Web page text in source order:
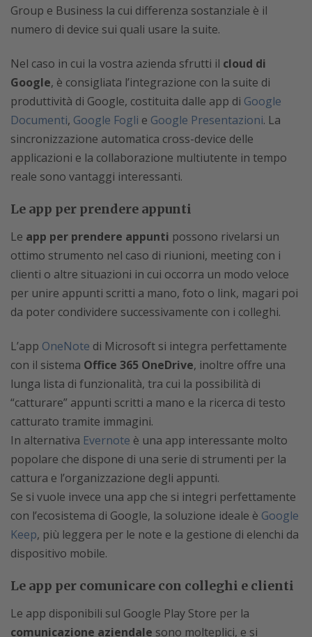
Group e Business la cui differenza sostanziale è il
numero di device sui quali usare la suite.
Nel caso in cui la vostra azienda sfrutti il cloud di
Google, è consigliata l’integrazione con la suite di
produttività di Google, costituita dalle app di Google
Documenti, Google Fogli e Google Presentazioni. La
sincronizzazione automatica cross-device delle
applicazioni e la collaborazione multiutente in tempo
reale sono vantaggi interessanti.
Le app per prendere appunti
Le app per prendere appunti possono rivelarsi un
ottimo strumento nel caso di riunioni, meeting con i
clienti o altre situazioni in cui occorra un modo veloce
per unire appunti scritti a mano, foto o link, magari poi
da poter condividere successivamente con i colleghi.
L’app OneNote di Microsoft si integra perfettamente
con il sistema Office 365 OneDrive, inoltre offre una
lunga lista di funzionalità, tra cui la possibilità di
“catturare” appunti scritti a mano e la ricerca di testo
catturato tramite immagini.
In alternativa Evernote è una app interessante molto
popolare che dispone di una serie di strumenti per la
cattura e l’organizzazione degli appunti.
Se si vuole invece una app che si integri perfettamente
con l’ecosistema di Google, la soluzione ideale è Google
Keep, più leggera per le note e la gestione di elenchi da
dispositivo mobile.
Le app per comunicare con colleghi e clienti
Le app disponibili sul Google Play Store per la
comunicazione aziendale sono molteplici, e si